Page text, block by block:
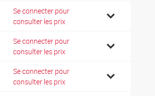
Se connecter pour
consulter les prix
Se connecter pour
consulter les prix
Se connecter pour
consulter les prix